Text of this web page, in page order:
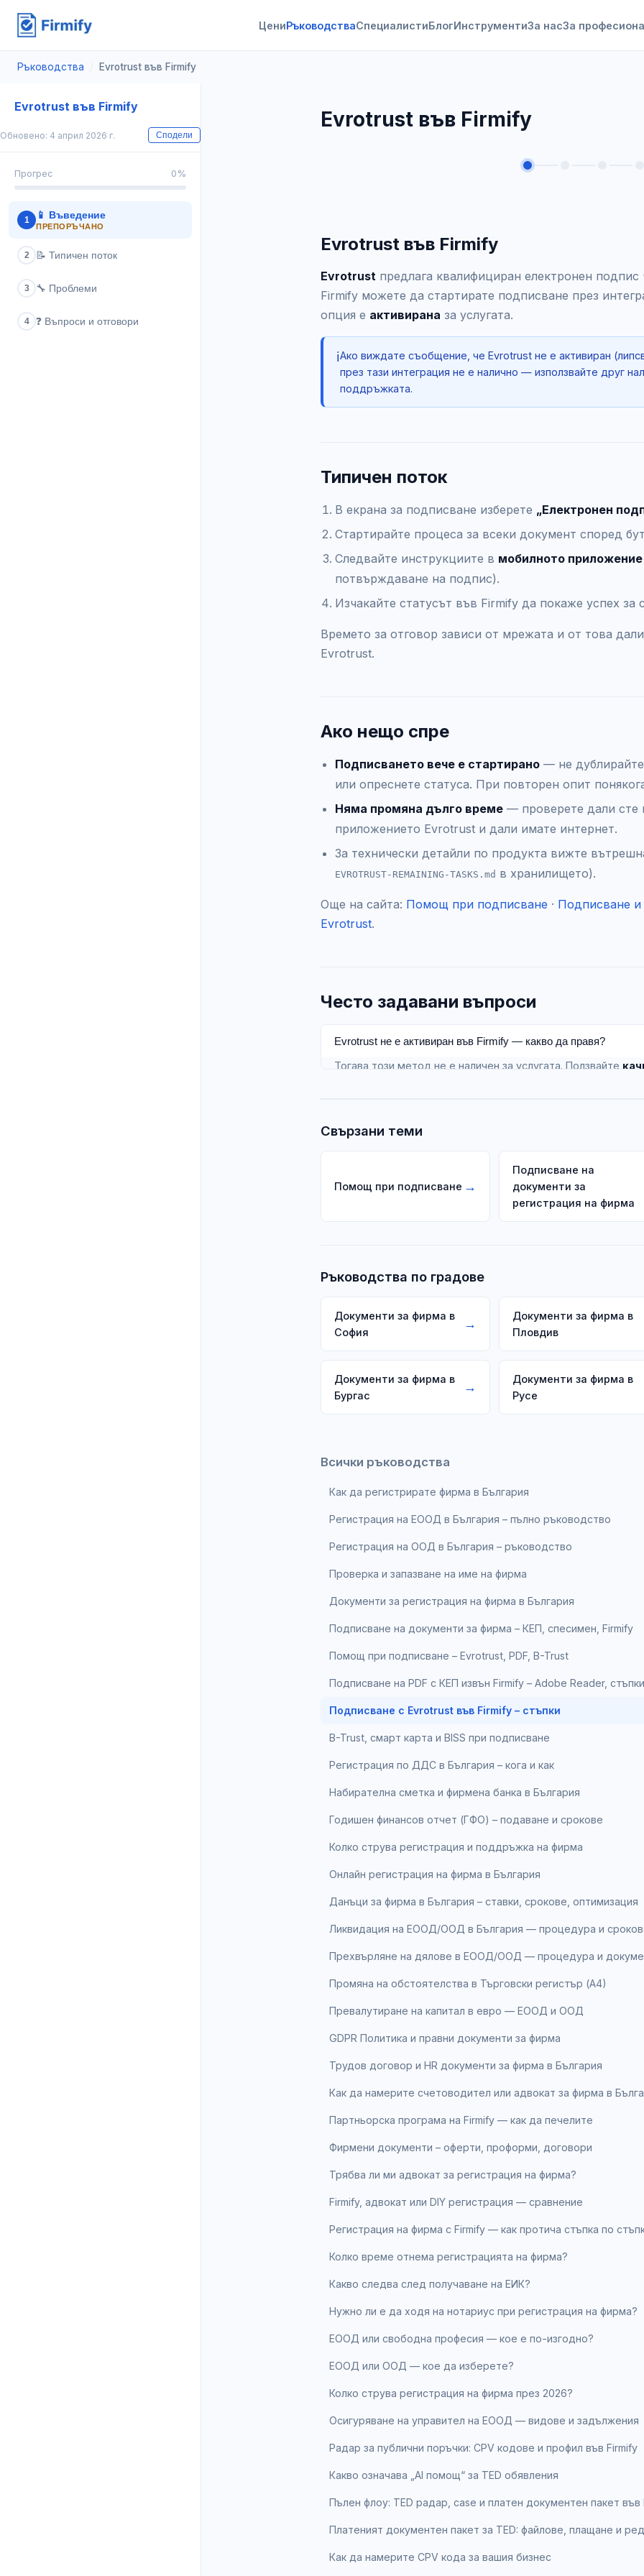
ЦениРъководстваСпециалистиБлогИнструментиЗа насЗа
Ръководства Evrotrust във Firmify
Evrotrust във Firmify
Обновено: 4 април 2026 г. Сподели
Прогрес 0 %
1 📱 Въведение
ПРЕПОРЪЧАНО
2 📝 Типичен поток
3 🔧 Проблеми
4 ❓ Въпроси и отговори
Evrotrust във Firmify
Evrotrust във Firmify
Evrotrust предлага квалифициран електронен
Firmify можете да стартирате подписване през
опция е активирана за услугата.
ℹ️Ако виждате съобщение, че Evrotrust не е активиран
през тази интеграция не е налично — използвайте друг
поддръжката.
Типичен поток
В екрана за подписване изберете „Електронен
Стартирайте процеса за всеки документ според
Следвайте инструкциите в мобилното
потвърждаване на подпис).
Изчакайте статусът във Firmify да покаже успех за
Времето за отговор зависи от мрежата и от това
Evrotrust.
Ако нещо спре
Подписването вече е стартирано — не дублирайте
или опреснете статуса. При повторен опит
Няма промяна дълго време — проверете дали сте
приложението Evrotrust и дали имате интернет.
За технически детайли по продукта вижте
EVROTRUST-REMAINING-TASKS.md в хранилището).
Още на сайта: Помощ при подписване · Подписване
Evrotrust.
Често задавани въпроси
Evrotrust не е активиран във Firmify — какво да правя?
Тогава този метод не е наличен за услугата. Ползвайте
Свързани теми
Помощ при подписване →
Подписване на
документи за
регистрация на фирма
Ръководства по градове
Документи за фирма в
София
→
Документи за фирма в
Пловдив
Документи за фирма в
Бургас
→
Документи за фирма в
Русе
Всички ръководства
Как да регистрирате фирма в България
Регистрация на ЕООД в България – пълно ръководство
Регистрация на ООД в България – ръководство
Проверка и запазване на име на фирма
Документи за регистрация на фирма в България
Подписване на документи за фирма – КЕП, спесимен, Firmify
Помощ при подписване – Evrotrust, PDF, B-Trust
Подписване на PDF с КЕП извън Firmify – Adobe Reader, стъпки
Подписване с Evrotrust във Firmify – стъпки
B-Trust, смарт карта и BISS при подписване
Регистрация по ДДС в България – кога и как
Набирателна сметка и фирмена банка в България
Годишен финансов отчет (ГФО) – подаване и срокове
Колко струва регистрация и поддръжка на фирма
Онлайн регистрация на фирма в България
Данъци за фирма в България – ставки, срокове, оптимизация
Ликвидация на ЕООД/ООД в България — процедура и
Прехвърляне на дялове в ЕООД/ООД — процедура и
Промяна на обстоятелства в Търговски регистър (А4)
Превалутиране на капитал в евро — ЕООД и ООД
GDPR Политика и правни документи за фирма
Трудов договор и HR документи за фирма в България
Как да намерите счетоводител или адвокат за фирма в
Партньорска програма на Firmify — как да печелите
Фирмени документи – оферти, проформи, договори
Трябва ли ми адвокат за регистрация на фирма?
Firmify, адвокат или DIY регистрация — сравнение
Регистрация на фирма с Firmify — как протича стъпка по
Колко време отнема регистрацията на фирма?
Какво следва след получаване на ЕИК?
Нужно ли е да ходя на нотариус при регистрация на фирма?
ЕООД или свободна професия — кое е по-изгодно?
ЕООД или ООД — кое да изберете?
Колко струва регистрация на фирма през 2026?
Осигуряване на управител на ЕООД — видове и задължения
Радар за публични поръчки: CPV кодове и профил във Firmify
Какво означава „AI помощ“ за TED обявления
Пълен флоу: TED радар, case и платен документен пакет във
Платеният документен пакет за TED: файлове, плащане и
Как да намерите CPV кода за вашия бизнес